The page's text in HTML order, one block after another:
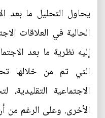
يحاول التحليل ما بعد
الحالية في العلاقات
إليه نظرية ما بعد
التي تم من خلالها
الاجتماعية
الأخرى. وعلى الرغم من